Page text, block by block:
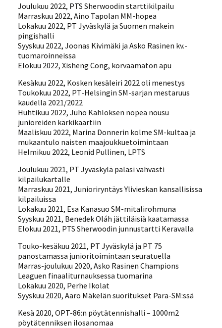
Joulukuu 2022, PTS Sherwoodin starttikilpailu
Marraskuu 2022, Aino Tapolan MM-hopea
Lokakuu 2022, PT Jyväskylä ja Suomen makein
pingishalli
Syyskuu 2022, Joonas Kivimäki ja Asko Rasinen kv.-
tuomaroinneissa
Elokuu 2022, Xisheng Cong, korvaamaton apu
Kesäkuu 2022, Kosken kesäleiri 2022 oli menestys
Toukokuu 2022, PT-Helsingin SM-sarjan mestaruus
kaudella 2021/2022
Huhtikuu 2022, Juho Kahloksen nopea nousu
junioreiden kärkikaartiin
Maaliskuu 2022, Marina Donnerin kolme SM-kultaa ja
mukaantulo naisten maajoukkuetoimintaan
Helmikuu 2022, Leonid Pullinen, LPTS
Joulukuu 2021, PT Jyväskylä palasi vahvasti
kilpailukartalle
Marraskuu 2021, Junioriryntäys Ylivieskan kansallisissa
kilpailuissa
Lokakuu 2021, Esa Kanasuo SM-mitalirohmuna
Syyskuu 2021, Benedek Oláh jättiläisiä kaatamassa
Elokuu 2021, PTS Sherwoodin junnustartti Keravalla
Touko-kesäkuu 2021, PT Jyväskylä ja PT 75
panostamassa junioritoimintaan seuratuella
Marras-joulukuu 2020, Asko Rasinen Champions
Leaguen finaaliturnauksessa tuomarina
Lokakuu 2020, Perhe Ikolat
Syyskuu 2020, Aaro Mäkelän suoritukset Para-SM:ssä
Kesä 2020, OPT-86:n pöytätennishalli – 1000m2
pöytätenniksen ilosanomaa